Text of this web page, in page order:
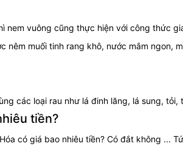
nem vuông cũng thực hiện với công thức
nêm muối tinh rang khô, nước mắm ngon,
các loại rau như lá đinh lăng, lá sung,
tiền?
có giá bao nhiêu tiền? Có đắt không ...